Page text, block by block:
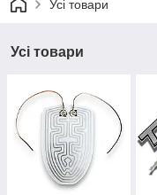
Усі товари
Усі товари